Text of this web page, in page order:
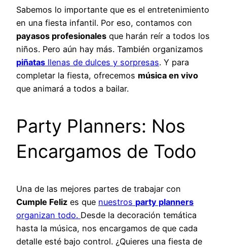
Sabemos lo importante que es el entretenimiento
en una fiesta infantil. Por eso, contamos con
payasos profesionales que harán reír a todos los
niños. Pero aún hay más. También organizamos
piñatas llenas de dulces y sorpresas. Y para
completar la fiesta, ofrecemos música en vivo
que animará a todos a bailar.
Party Planners: Nos
Encargamos de Todo
Una de las mejores partes de trabajar con
Cumple Feliz es que nuestros party planners
organizan todo. Desde la decoración temática
hasta la música, nos encargamos de que cada
detalle esté bajo control. ¿Quieres una fiesta de